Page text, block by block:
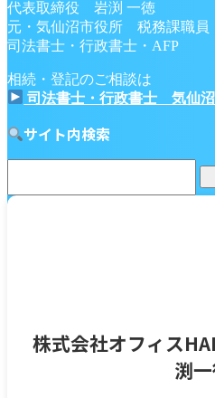
代表取締役 岩渕 一徳
元・気仙沼市役所 税務課職員
司法書士・行政書士・AFP
相続・登記のご相談は
司法書士・行政書士 気仙
サイト内検索
株式会社オフィス
渕